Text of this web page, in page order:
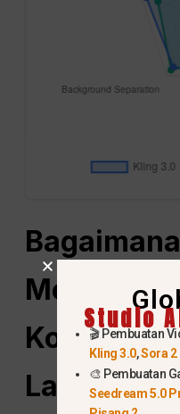
Membuat
Konsisten
Studio
🎬 Pembuatan
Kling 3.0,Sora 2
🎨 Pembuatan
Seedream 5.0